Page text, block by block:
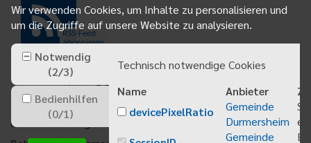
RSS-Feed
abonnieren
Gemeindeanzeiger abonnieren
Wir verwenden Cookies, um Inhalte zu personalisieren und
um die Zugriffe auf unsere Website zu analysieren.
Notwendig
(2/3)
Bedienhilfen
(0/1)
Technisch notwendige Cookies
Name
Anbieter
devicePixelRatio
Gemeinde
Durmersheim
Gemeinde